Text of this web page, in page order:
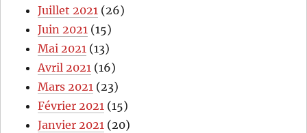
Juillet 2021 (26)
Juin 2021 (15)
Mai 2021 (13)
Avril 2021 (16)
Mars 2021 (23)
Février 2021 (15)
Janvier 2021 (20)